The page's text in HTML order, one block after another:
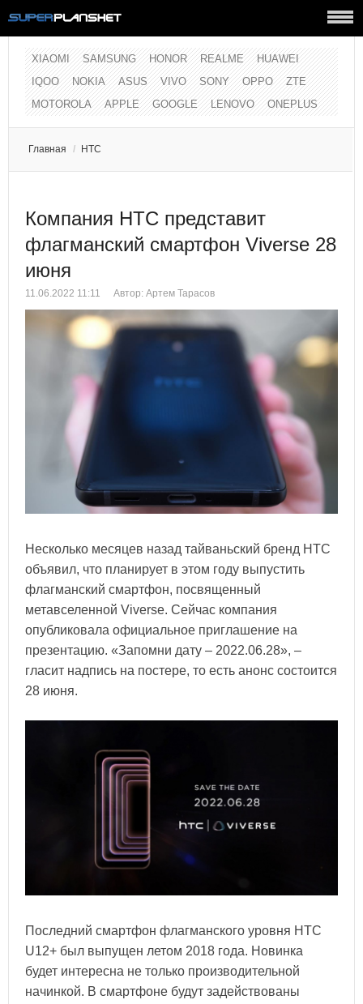
XIAOMI SAMSUNG HONOR REALME
HUAWEI
IQOO
NOKIA ASUS VIVO SONY OPPO
ZTE
MOTOROLA
APPLE GOOGLE LENOVO ONEPLUS
Главная / HTC
Компания HTC представит
флагманский смартфон Viverse 28
июня
11.06.2022 11:11 Автор: Артем Тарасов
Несколько месяцев назад тайваньский бренд HTC
объявил, что планирует в этом году выпустить
флагманский смартфон, посвященный
метавселенной Viverse. Сейчас компания
опубликовала официальное приглашение на
презентацию. «Запомни дату – 2022.06.28», –
гласит надпись на постере, то есть анонс состоится
28 июня.
Последний смартфон флагманского уровня HTC
U12+ был выпущен летом 2018 года. Новинка
будет интересна не только производительной
начинкой. В смартфоне будут задействованы